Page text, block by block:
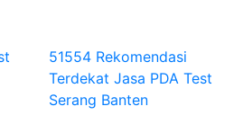
51554 Rekomendasi
Terdekat Jasa PDA Test
Serang Banten